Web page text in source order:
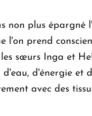
non plus épargné
prend
sœurs Inga et
d'énergie
avec des